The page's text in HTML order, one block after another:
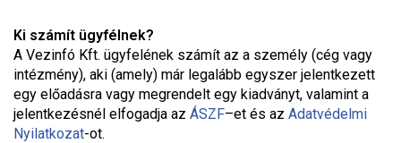
Ki számít ügyfélnek?
A Vezinfó Kft. ügyfelének számít az a személy (cég vagy
intézmény), aki (amely) már legalább egyszer jelentkezett
egy előadásra vagy megrendelt egy kiadványt, valamint a
jelentkezésnél elfogadja az ÁSZF–et és az Adatvédelmi
Nyilatkozat-ot.